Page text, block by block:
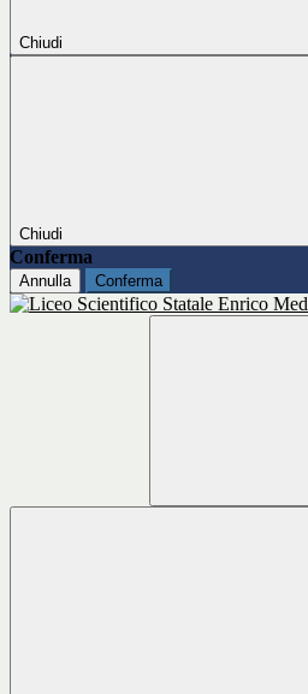
Chiudi
Chiudi
Conferma
Annulla Conferma